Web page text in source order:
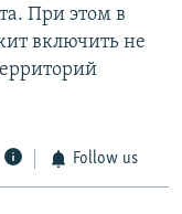
При этом в
включить не
Follow us